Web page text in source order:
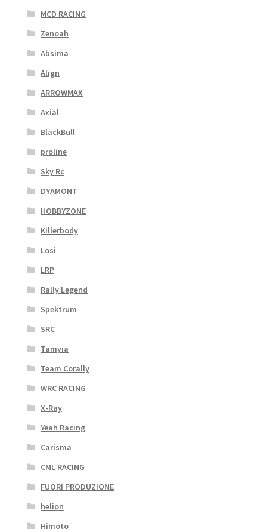
MCD RACING
Zenoah
Absima
Align
ARROWMAX
Axial
BlackBull
proline
Sky Rc
DYAMONT
HOBBYZONE
Killerbody
Losi
LRP
Rally Legend
Spektrum
SRC
Tamyia
Team Corally
WRC RACING
X-Ray
Yeah Racing
Carisma
CML RACING
FUORI PRODUZIONE
helion
Himoto